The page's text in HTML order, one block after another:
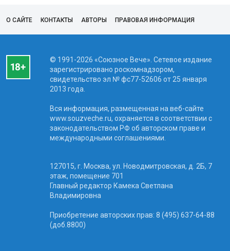
О САЙТЕ КОНТАКТЫ АВТОРЫ ПРАВОВАЯ ИНФОРМАЦИЯ
© 1991-2026 «Союзное Вече». Сетевое издание
зарегистрировано роскомнадзором,
свидетельство эл № фc77-52606 от 25 января
2013 года.
Вся информация, размещенная на веб-сайте
www.souzveche.ru, охраняется в соответствии с
законодательством РФ об авторском праве и
международными соглашениями.
127015, г. Москва, ул. Новодмитровская, д. 2Б, 7
этаж, помещение 701
Главный редактор Камека Светлана
Владимировна
Приобретение авторских прав: 8 (495) 637-64-88
(доб.8800)